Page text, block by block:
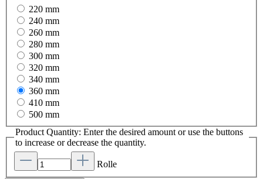
220 mm
240 mm
260 mm
280 mm
300 mm
320 mm
340 mm
360 mm
410 mm
500 mm
Product Quantity: Enter the desired amount or use the buttons
to increase or decrease the quantity.
Rolle